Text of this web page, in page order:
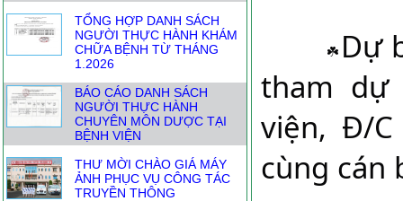
TỔNG HỢP DANH SÁCH
NGƯỜI THỰC HÀNH KHÁM
CHỮA BỆNH TỪ THÁNG
1.2026
BÁO CÁO DANH SÁCH
NGƯỜI THỰC HÀNH
CHUYÊN MÔN DƯỢC TẠI
BỆNH VIỆN
THƯ MỜI CHÀO GIÁ MÁY
ẢNH PHỤC VỤ CÔNG TÁC
TRUYỀN THÔNG
Dự
tham dự
viện, Đ/C
cùng cán